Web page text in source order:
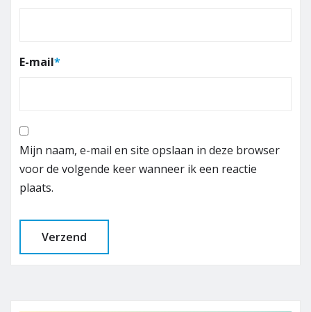
E-mail*
Mijn naam, e-mail en site opslaan in deze browser
voor de volgende keer wanneer ik een reactie
plaats.